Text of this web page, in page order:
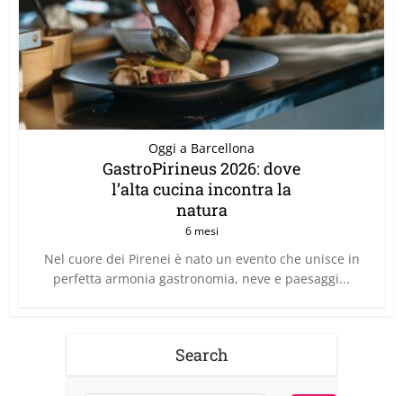
Oggi a Barcellona
GastroPirineus 2026: dove
l’alta cucina incontra la
natura
6 mesi
Nel cuore dei Pirenei è nato un evento che unisce in
perfetta armonia gastronomia, neve e paesaggi...
Search